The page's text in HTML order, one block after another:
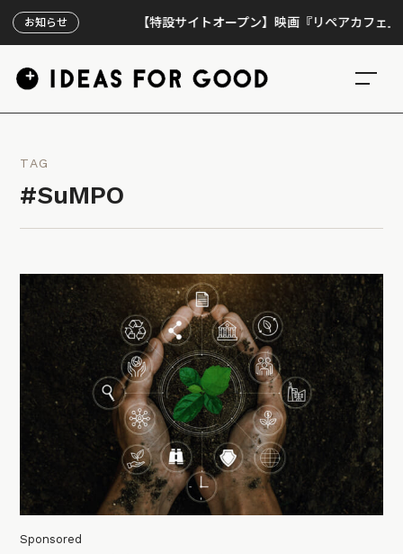
お知らせ 【特設サイトオープン】映画『リペアカフェ』、上
TAG
#SuMPO
Sponsored